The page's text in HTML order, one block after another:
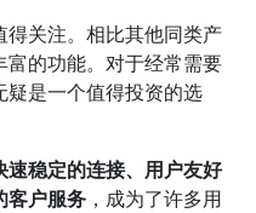
关注。相比其他同类产
的功能。对于经常需要
是一个值得投资的选
速稳定的连接、用户友好
客户服务 ，成为了许多用